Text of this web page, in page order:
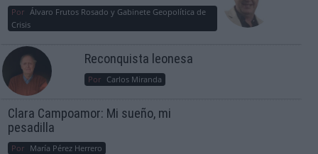
Por Álvaro Frutos Rosado y Gabinete Geopolítica de
Crisis
Reconquista leonesa
Por Carlos Miranda
Clara Campoamor: Mi sueño, mi
pesadilla
Por María Pérez Herrero